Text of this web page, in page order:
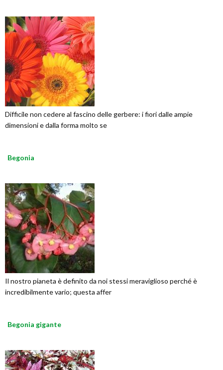
Difficile non cedere al fascino delle gerbere: i fiori dalle ampie
dimensioni e dalla forma molto se
Begonia
Il nostro pianeta è definito da noi stessi meraviglioso perché è
incredibilmente vario; questa affer
Begonia gigante